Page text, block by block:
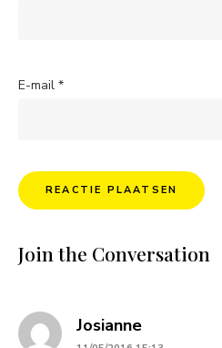
E-mail *
Join the Conversation
Josiannesays: